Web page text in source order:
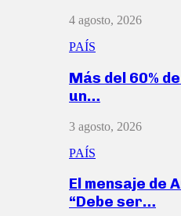
4 agosto, 2026
PAÍS
Más del 60%
un…
3 agosto, 2026
PAÍS
El mensaje de
“Debe ser…